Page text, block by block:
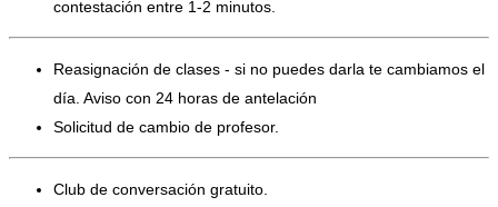
contestación entre 1-2 minutos.
Reasignación de clases - si no puedes darla te cambiamos el
día. Aviso con 24 horas de antelación
Solicitud de cambio de profesor.
Club de conversación gratuito.